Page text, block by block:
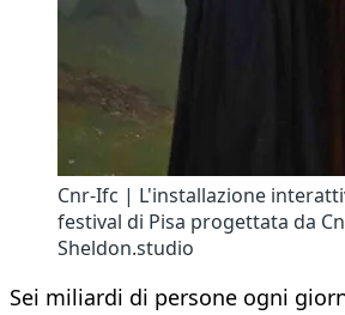
Cnr-Ifc | L'installazione
festival di Pisa progettata da
Sheldon.studio
Sei miliardi di persone ogni